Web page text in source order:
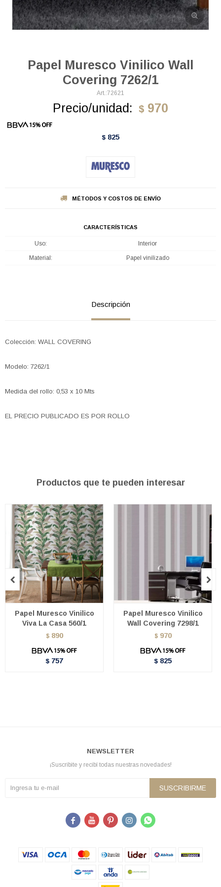
Papel Muresco Vinilico Wall
Covering 7262/1
72621
Precio/unidad: $ 970
$ 825
MÉTODOS Y COSTOS DE ENVÍO
CARACTERÍSTICAS
Uso Interior
Material Papel vinilizado
Descripción
Colección: WALL COVERING
Modelo: 7262/1
Medida del rollo: 0,53 x 10 Mts
EL PRECIO PUBLICADO ES POR ROLLO
Productos que te pueden interesar
Papel Muresco Vinilico
Viva La Casa 560/1
$ 890
$ 757
Papel Muresco Vinilico
Wall Covering 7298/1
$ 970
$ 825
 
NEWSLETTER
¡Suscribite y recibí todas nuestras novedades!
SUSCRIBIRME
    